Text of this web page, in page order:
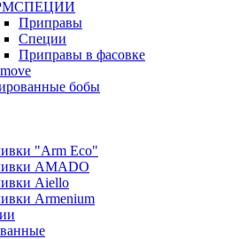
Приправы
Специи
Приправы в фасовке
бобы
"Arm Eco"
AMADO
Aiello
Armenium